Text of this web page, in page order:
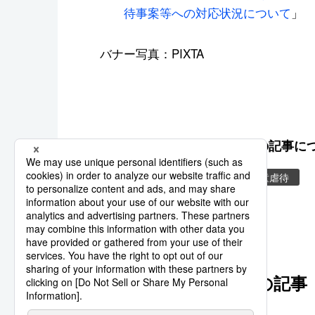
待事案等への対応状況について 」
バナー写真：PIXTA
この記事に
事件・犯罪 警察庁 児童虐待
このシリーズの他の記事